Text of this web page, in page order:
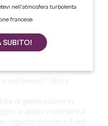
in un viaggio divertente
diversi elementi del
diverse!
nel tempo? Allora
di generazione in
la guida vi porterà a
ragazzo vissuto a Saint-
nell’atmosfera turbolenta
francese.
SUBITO!